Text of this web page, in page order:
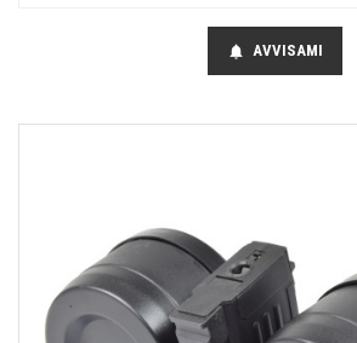
notifications AVVISAMI